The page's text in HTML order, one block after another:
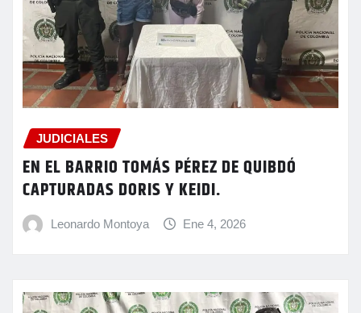
JUDICIALES
EN EL BARRIO TOMÁS PÉREZ DE QUIBDÓ
CAPTURADAS DORIS Y KEIDI.
Leonardo Montoya Ene 4, 2026